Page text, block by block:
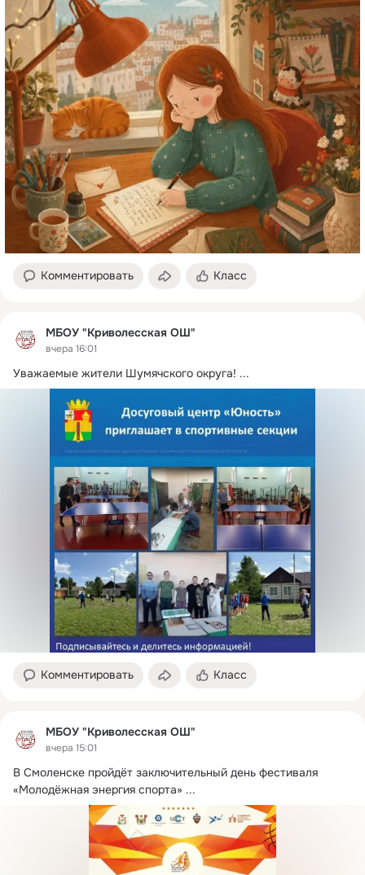
Комментировать Класс
МБОУ "Криволесская ОШ"
вчера 16:01
Уважаемые жители Шумячского округа! ...
Комментировать Класс
МБОУ "Криволесская ОШ"
вчера 15:01
В Смоленске пройдёт заключительный день фестиваля
«Молодёжная энергия спорта» ...